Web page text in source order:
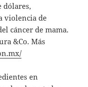
dólares,
violencia de
cáncer de mama.
&Co. Más
en